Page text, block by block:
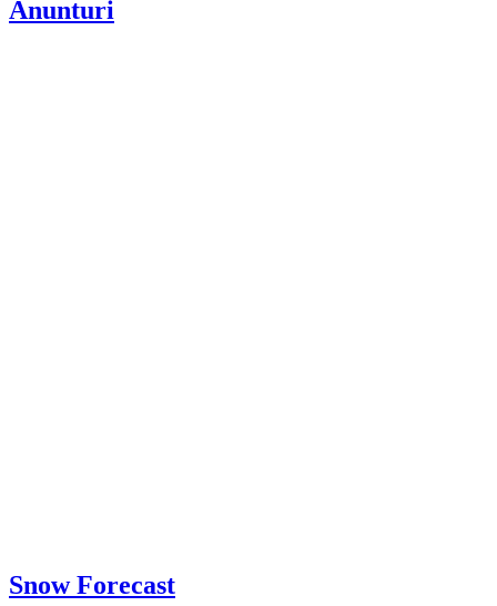
Anunturi
Snow Forecast